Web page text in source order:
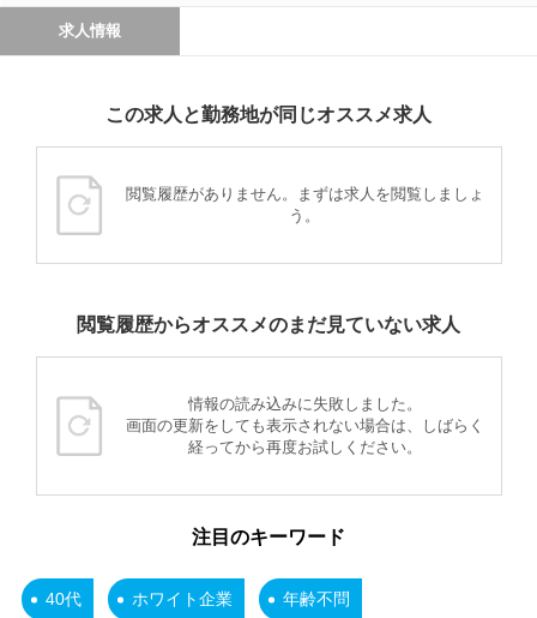
求人情報
この求人と勤務地が同じオススメ求人
閲覧履歴がありません。まずは求人を閲覧しましょ
う。
閲覧履歴からオススメのまだ見ていない求人
情報の読み込みに失敗しました。
画面の更新をしても表示されない場合は、しばらく
経ってから再度お試しください。
注目のキーワード
40代 ホワイト企業 年齢不問